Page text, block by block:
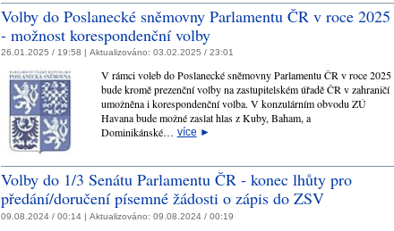
Volby do Poslanecké sněmovny Parlamentu ČR v roce 2025
- možnost korespondenční volby
26.01.2025 / 19:58 | Aktualizováno: 03.02.2025 / 23:01
V rámci voleb do Poslanecké sněmovny Parlamentu ČR v roce 2025
bude kromě prezenční volby na zastupitelském úřadě ČR v zahraničí
umožněna i korespondenční volba. V konzulárním obvodu ZÚ
Havana bude možné zaslat hlas z Kuby, Baham, a
Dominikánské… více ►
Volby do 1/3 Senátu Parlamentu ČR - konec lhůty pro
předání/doručení písemné žádosti o zápis do ZSV
09.08.2024 / 00:14 | Aktualizováno: 09.08.2024 / 00:19